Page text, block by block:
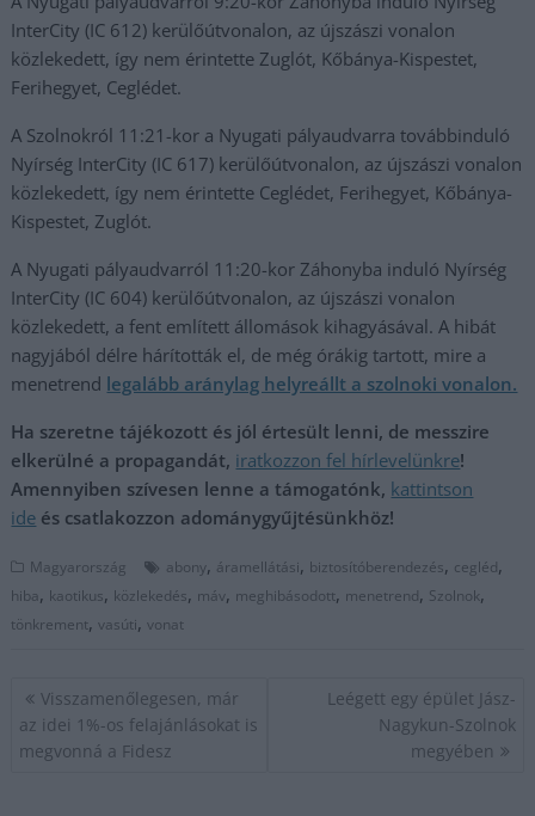
InterCity (IC 612) kerülőútvonalon, az újszászi vonalon
közlekedett, így nem érintette Zuglót, Kőbánya-Kispestet,
Ferihegyet, Ceglédet.
A Szolnokról 11:21-kor a Nyugati pályaudvarra továbbinduló
Nyírség InterCity (IC 617) kerülőútvonalon, az újszászi vonalon
közlekedett, így nem érintette Ceglédet, Ferihegyet, Kőbánya-
Kispestet, Zuglót.
A Nyugati pályaudvarról 11:20-kor Záhonyba induló Nyírség
InterCity (IC 604) kerülőútvonalon, az újszászi vonalon
közlekedett, a fent említett állomások kihagyásával. A hibát
nagyjából délre hárították el, de még órákig tartott, mire a
menetrend legalább aránylag helyreállt a szolnoki vonalon.
Ha szeretne tájékozott és jól értesült lenni, de messzire
elkerülné a propagandát, iratkozzon fel hírlevelünkre!
Amennyiben szívesen lenne a támogatónk, kattintson
ide és csatlakozzon adománygyűjtésünkhöz!
Magyarország abony, áramellátási, biztosítóberendezés, cegléd,
hiba, kaotikus, közlekedés, máv, meghibásodott, menetrend, Szolnok,
tönkrement,vasúti,vonat
Bejegyzés
navigáció
Visszamenőlegesen, már
az idei 1%-os felajánlásokat is
megvonná a Fidesz
Leégett egy épület Jász-
Nagykun-Szolnok
megyében